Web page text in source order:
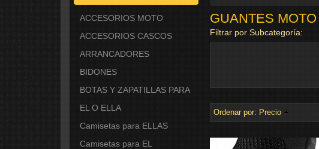
ACCESORIOS MOTO
ACCESORIOS CASCOS
ARRANCADORES
BIDONES
BOTAS Y ZAPATILLAS PARA
EL O ELLA
Camisetas para ELLAS
Camisetas para EL
GUANTES
Filtrar por Subcategoría:
Ordenar por: Precio